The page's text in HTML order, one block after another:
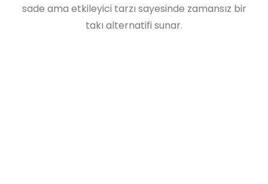
sade ama etkileyici tarzı sayesinde zamansız bir
takı alternatifi sunar.